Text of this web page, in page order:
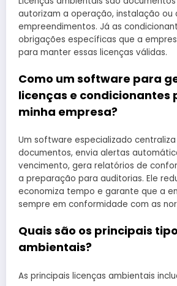
autorizam a operação, instalação ou
empreendimentos. Já as
obrigações específicas que a
para manter essas licenças válidas.
Como um software para
licenças e condicionantes
minha empresa?
Um software especializado
documentos, envia alertas
vencimento, gera relatórios de
a preparação para auditorias. Ele
economiza tempo e garante que a
sempre em conformidade com as
Quais são os principais
ambientais?
As principais licenças ambientais